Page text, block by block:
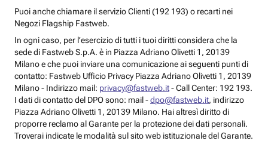
Puoi anche chiamare il servizio Clienti (192 193) o recarti nei
Negozi Flagship Fastweb.
In ogni caso, per l’esercizio di tutti i tuoi diritti considera che la
sede di Fastweb S.p.A. è in Piazza Adriano Olivetti 1, 20139
Milano e che puoi inviare una comunicazione ai seguenti punti di
contatto: Fastweb Ufficio Privacy Piazza Adriano Olivetti 1, 20139
Milano - Indirizzo mail: privacy@fastweb.it- Call Center: 192 193.
I dati di contatto del DPO sono: mail -dpo@fastweb.it, indirizzo
Piazza Adriano Olivetti 1, 20139 Milano. Hai altresì diritto di
proporre reclamo al Garante per la protezione dei dati personali.
Troverai indicate le modalità sul sito web istituzionale del Garante.